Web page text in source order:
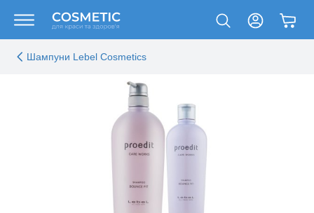
Шампуни Lebel Cosmetics